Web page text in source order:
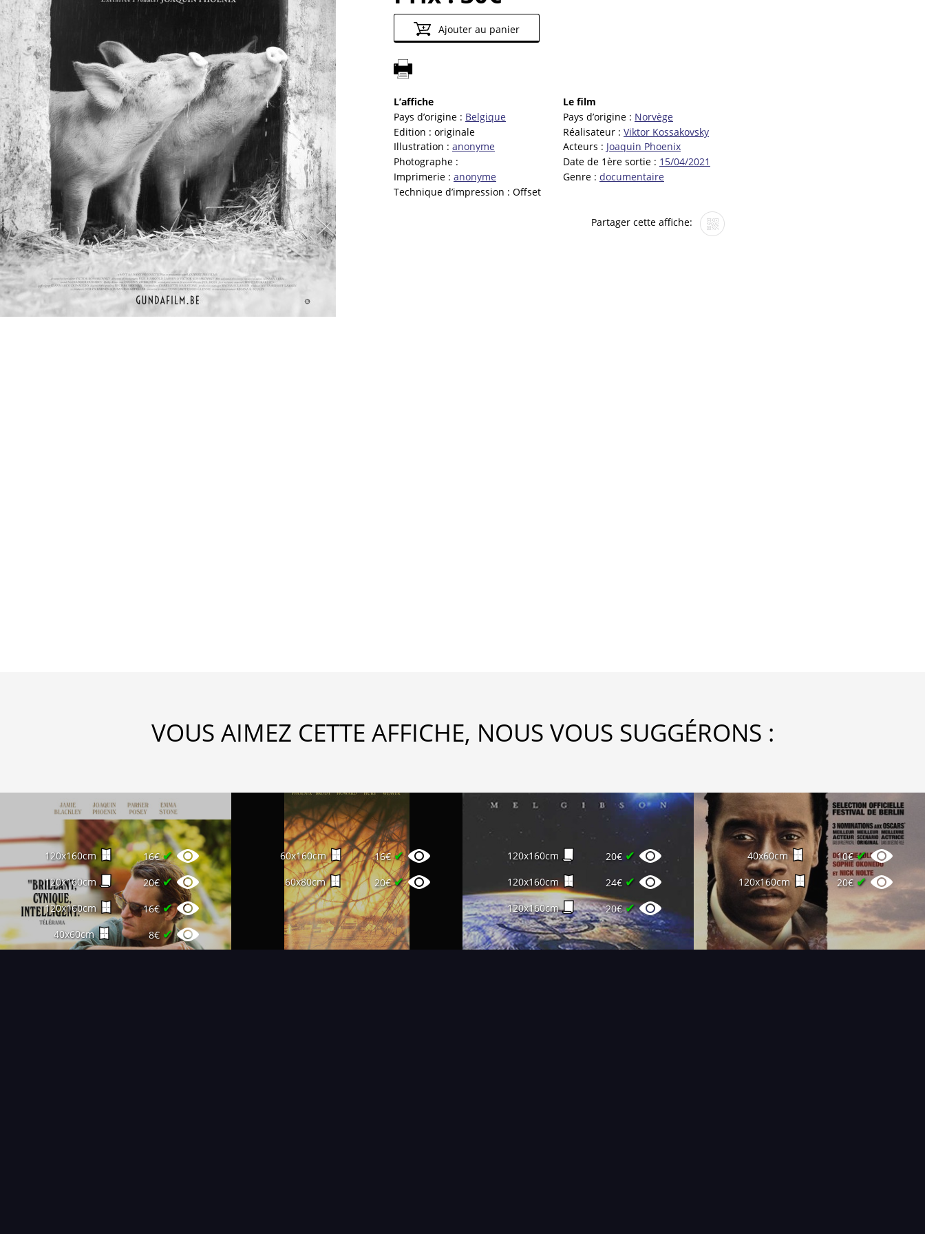
Ajouter au panier
L’affiche
Pays d’origine : Belgique
Edition : originale
Illustration : anonyme
Photographe :
Imprimerie : anonyme
Technique d’impression : Offset
Le film
Pays d’origine : Norvège
Réalisateur : Viktor Kossakovsky
Acteurs : Joaquin Phoenix
Date de 1ère sortie : 15/04/2021
Genre : documentaire
Partager cette affiche:
VOUS AIMEZ CETTE AFFICHE, NOUS VOUS SUGGÉRONS :
120x160cm 16€✔
120x160cm 20€✔
120x160cm 16€✔
40x60cm 8€ ✔
60x160cm 16€✔
60x80cm 20€✔
120x160cm 20€✔
120x160cm 24€ ✔
120x160cm 20€✔
40x60cm 10€✔
120x160cm 20€✔